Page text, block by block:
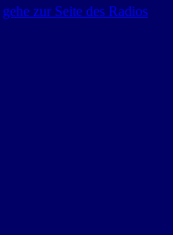
gehe zur Seite des Radios